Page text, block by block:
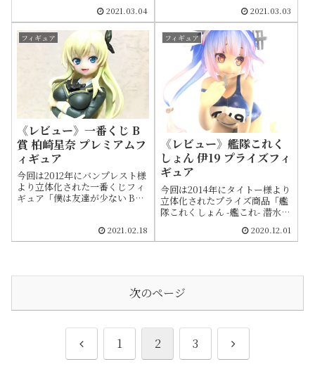
レムvol.2」をご紹介します。
2019年にはネットクレーン限定
で「EXQフィギュア レムvol.2
スペシャルカラーver.」（ビキ
ニが水色）も登場しました。ま
た、Vol.2とあるようにEXQシ
リーズではこれまでにvol.4まで
レム・ラムフィギュアが立体化
しています。EXQシリーズだけ
でも豊富なラインナップです
が、元々グッズ化の多いレムは
他社を含めばフィギュアだけで
も無限にあるといっても過言で
はないでしょう。そんな無数の
フィギュアのうちのひとつです
が、お時間があればお立ち寄り
ください
2021.03.04
フィギュア～アクアシルフィー
ドリーファ～」をご紹介しま
す。2012年にアニメ化された
「ソードアート・オンライン」
シリーズですが、今年2021年に
も「劇場版 ソードアート・オン
ライン プログレッシブ 星なき
夜のアリア」の公開が決定して
いるいまだ熱の冷めないコンテ
ンツとなってます。リーファは
作中に登場する
VRMMO（Virtual Reality
Massively Multiplayer
Online）内のアバターです。
2021.03.03
フィギュア
《レビュー》一番くじ B
賞 柏崎星奈 プレミアムフ
ィギュア
今回は2012年にバンプレスト様
より立体化された一番くじフィ
ギュア「僕は友達が少ない B賞
同シリーズのA賞には「三日月
夜空 プレミアムフィギュア」が
2021.02.18
フィギュア
《レビュー》艦隊これく
しょん 伊19 プライズフィ
ギュア
今回は2014年にタイトー様より
立体化されたプライズ商品「艦
隊これくしょん -艦これ- 潜水艦
します。こちらのアイテムは株
式会社タイトー様が開催した
して立体化されたものになりま
す
2020.12.01
次のページ
前
1 2 3
次